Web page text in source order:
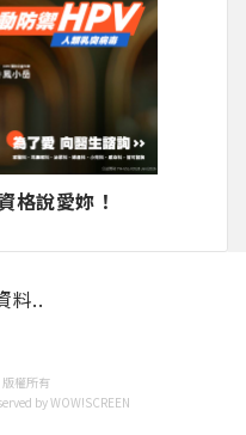
格說愛妳！
料..
權所有
by WOW!SCREEN